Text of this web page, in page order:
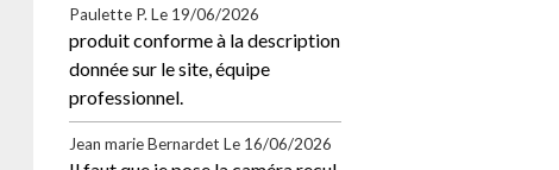
Paulette P. Le 19/06/2026
produit conforme à la description
donnée sur le site, équipe
professionnel.
Jean marie Bernardet Le 16/06/2026